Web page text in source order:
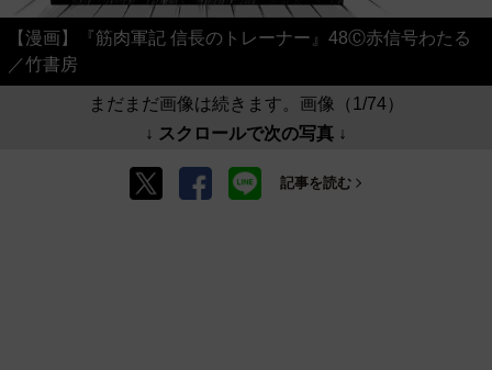
【漫画】『筋肉軍記 信長のトレーナー』48Ⓒ赤信号わたる
／竹書房
まだまだ画像は続きます。画像（1/74）
↓ スクロールで次の写真 ↓
記事を読む